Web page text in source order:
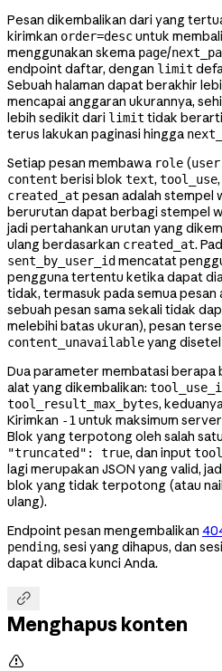
Pesan dikembalikan dari yang
kirimkan order=descuntuk
menggunakan skema page/
endpoint daftar, dengan limit
Sebuah halaman dapat berakhir
mencapai anggaran ukurannya,
lebih sedikit dari limit tidak
terus lakukan paginasi hingga
Setiap pesan membawa role (user
content berisi blok text, tool_use
created_at pesan adalah stempel
berurutan dapat berbagi stempel
jadi pertahankan urutan yang
ulang berdasarkan created_at.
sent_by_user_id mencatat
pengguna tertentu ketika dapat
tidak, termasuk pada semua
sebuah pesan sama sekali tidak
melebihi batas ukuran), pesan
content_unavailableyang
Dua parameter membatasi
alat yang dikembalikan:
tool_result_max_bytes,
Kirimkan -1 untuk maksimum
Blok yang terpotong oleh salah
"truncated": true, dan input
lagi merupakan JSON yang valid,
blok yang tidak terpotong (atau
ulang).
Endpoint pesan mengembalikan
pending, sesi yang dihapus, dan
dapat dibaca kunci Anda.

Menghapus konten
